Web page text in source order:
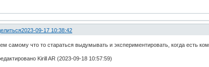
2023-09-17 10:38:42
самому что то стараться выдумывать и экспериментировать, когда есть
Kirill AR (2023-09-18 10:57:59)